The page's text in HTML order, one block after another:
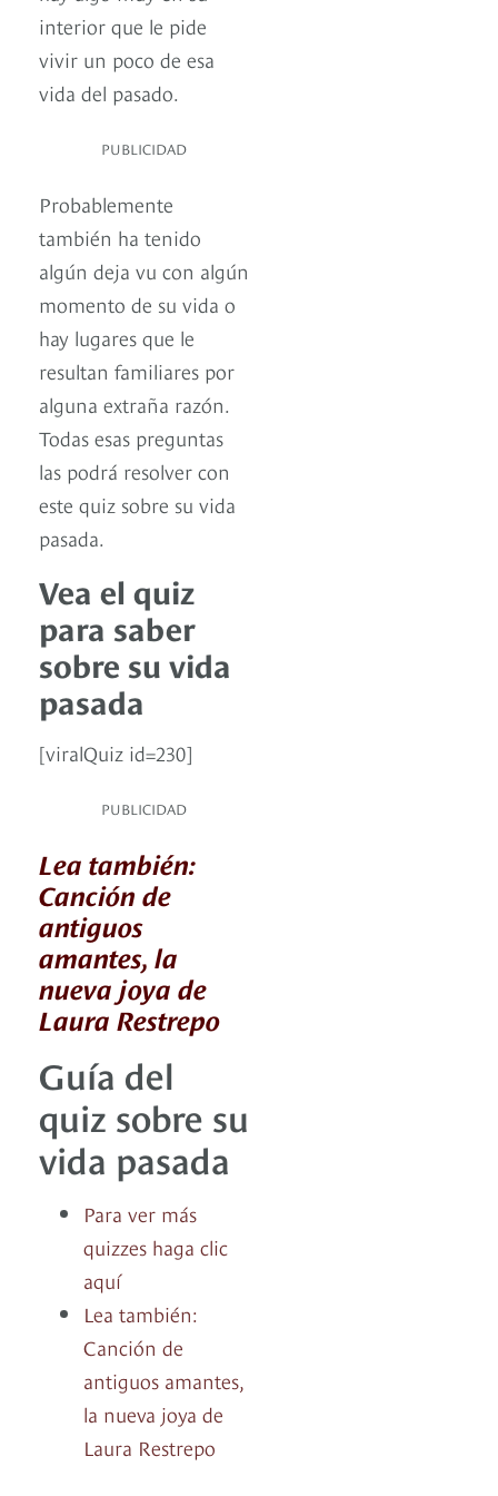
interior que le pide
vivir un poco de esa
vida del pasado.
PUBLICIDAD
Probablemente
también ha tenido
algún deja vu con algún
momento de su vida o
hay lugares que le
resultan familiares por
alguna extraña razón.
Todas esas preguntas
las podrá resolver con
este quiz sobre su vida
pasada.
Vea el quiz
para saber
sobre su vida
pasada
[viralQuiz id=230]
PUBLICIDAD
Lea también:
Canción de
antiguos
amantes, la
nueva joya de
Laura Restrepo
Guía del
quiz sobre su
vida pasada
Para ver más
quizzes haga clic
aquí
Lea también:
Canción de
antiguos amantes,
la nueva joya de
Laura Restrepo